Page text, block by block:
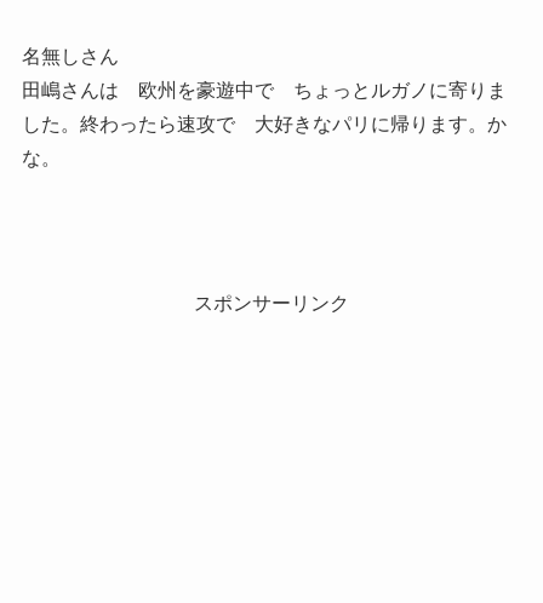
名無しさん
田嶋さんは 欧州を豪遊中で ちょっとルガノに寄りま
した。終わったら速攻で 大好きなパリに帰ります。か
な。
スポンサーリンク